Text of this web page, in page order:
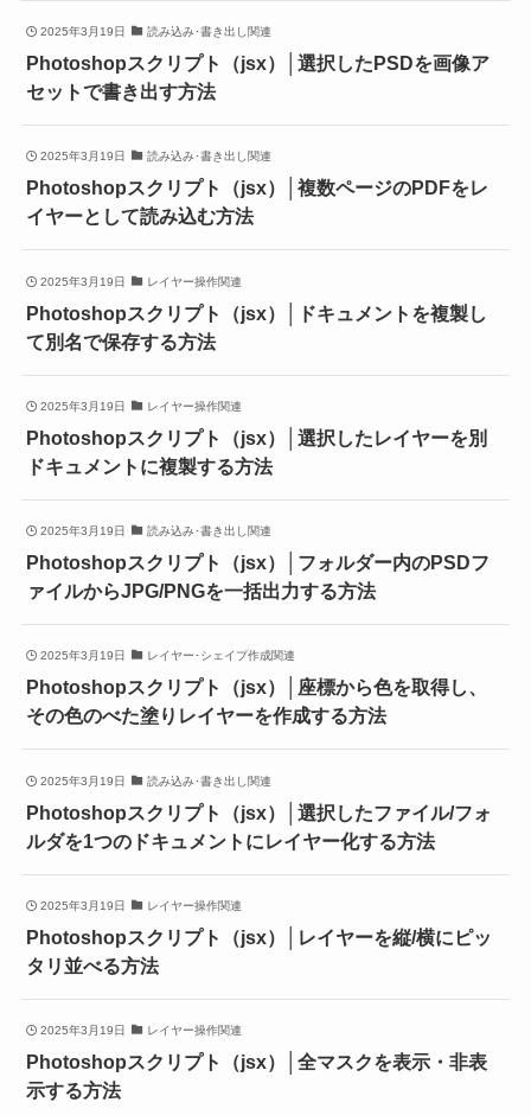
2025年3月19日 読み込み･書き出し関連
Photoshopスクリプト（jsx）│選択したPSDを画像ア
セットで書き出す方法
2025年3月19日 読み込み･書き出し関連
Photoshopスクリプト（jsx）│複数ページのPDFをレ
イヤーとして読み込む方法
2025年3月19日 レイヤー操作関連
Photoshopスクリプト（jsx）│ドキュメントを複製し
て別名で保存する方法
2025年3月19日 レイヤー操作関連
Photoshopスクリプト（jsx）│選択したレイヤーを別
ドキュメントに複製する方法
2025年3月19日 読み込み･書き出し関連
Photoshopスクリプト（jsx）│フォルダー内のPSDフ
ァイルからJPG/PNGを一括出力する方法
2025年3月19日 レイヤー･シェイプ作成関連
Photoshopスクリプト（jsx）│座標から色を取得し、
その色のべた塗りレイヤーを作成する方法
2025年3月19日 読み込み･書き出し関連
Photoshopスクリプト（jsx）│選択したファイル/フォ
ルダを1つのドキュメントにレイヤー化する方法
2025年3月19日 レイヤー操作関連
Photoshopスクリプト（jsx）│レイヤーを縦/横にピッ
タリ並べる方法
2025年3月19日 レイヤー操作関連
Photoshopスクリプト（jsx）│全マスクを表示・非表
示する方法